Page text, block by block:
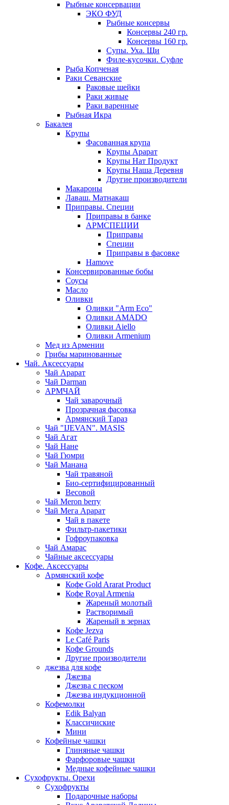
Рыбные консервации
ЭКО ФУД
Рыбные консервы
Консервы 240 гр.
Консервы 160 гр.
Супы. Уха. Щи
Филе-кусочки. Суфле
Рыба Копченая
Раки Севанские
Раковые шейки
Раки живые
Раки варенные
Рыбная Икра
Бакалея
Крупы
Фасованная крупа
Крупы Арарат
Крупы Нат Продукт
Крупы Наша Деревня
Другие производители
Макароны
Лаваш. Матнакаш
Приправы. Специи
Приправы в банке
АРМСПЕЦИИ
Приправы
Специи
Приправы в фасовке
Hamove
Консервированные бобы
Соусы
Масло
Оливки
Оливки "Arm Eco"
Оливки AMADO
Оливки Aiello
Оливки Armenium
Мед из Армении
Грибы маринованные
Чай. Аксессуары
Чай Арарат
Чай Darman
АРМЧАЙ
Чай заварочный
Прозрачная фасовка
Армянский Тараз
Чай "IJEVAN". MASIS
Чай Агат
Чай Нане
Чай Гюмри
Чай Манана
Чай травяной
Био-сертифицированный
Весовой
Чай Meron berry
Чай Мега Арарат
Чай в пакете
Фильтр-пакетики
Гофроупаковка
Чай Амарас
Чайные аксессуары
Кофе. Аксессуары
Армянский кофе
Кофе Gold Ararat Product
Кофе Royal Armenia
Жареный молотый
Растворимый
Жареный в зернах
Кофе Jezva
Le Café Paris
Кофе Grounds
Другие производители
джезва для кофе
Джезва
Джезва с песком
Джезва индукционной
Кофемолки
Edik Balyan
Классичиские
Мини
Кофейные чашки
Глиняные чашки
Фарфоровые чашки
Медные кофейные чашки
Сухофрукты. Орехи
Сухофрукты
Подарочные наборы